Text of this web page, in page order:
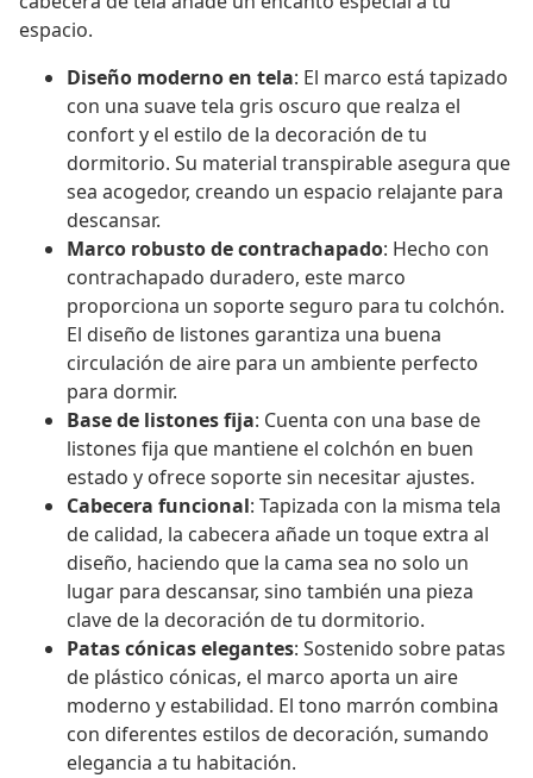
espacio.
Diseño moderno en tela: El marco está tapizado
con una suave tela gris oscuro que realza el
confort y el estilo de la decoración de tu
dormitorio. Su material transpirable asegura que
sea acogedor, creando un espacio relajante para
descansar.
Marco robusto de contrachapado: Hecho con
contrachapado duradero, este marco
proporciona un soporte seguro para tu colchón.
El diseño de listones garantiza una buena
circulación de aire para un ambiente perfecto
para dormir.
Base de listones fija: Cuenta con una base de
listones fija que mantiene el colchón en buen
estado y ofrece soporte sin necesitar ajustes.
Cabecera funcional: Tapizada con la misma tela
de calidad, la cabecera añade un toque extra al
diseño, haciendo que la cama sea no solo un
lugar para descansar, sino también una pieza
clave de la decoración de tu dormitorio.
Patas cónicas elegantes: Sostenido sobre patas
de plástico cónicas, el marco aporta un aire
moderno y estabilidad. El tono marrón combina
con diferentes estilos de decoración, sumando
elegancia a tu habitación.